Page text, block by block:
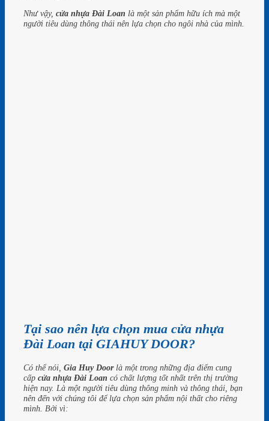
Như vậy, cửa nhựa Đài Loan là một sản phẩm hữu ích mà một
người tiêu dùng thông thái nên lựa chọn cho ngôi nhà của mình.
Tại sao nên lựa chọn mua cửa nhựa
Đài Loan tại GIAHUY DOOR?
Có thể nói, Gia Huy Doorlà một trong những địa điểm cung
cấp cửa nhựa Đài Loan có chất lượng tốt nhất trên thị trường
hiện nay. Là một người tiêu dùng thông minh và thông thái, bạn
nên đến với chúng tôi để lựa chọn sản phẩm nội thất cho riêng
mình. Bởi vì: